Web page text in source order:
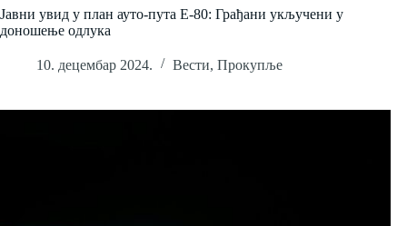
Јавни увид у план ауто-пута Е-80: Грађани укључени у
доношење одлука
10. децембар 2024. Вести, Прокупље